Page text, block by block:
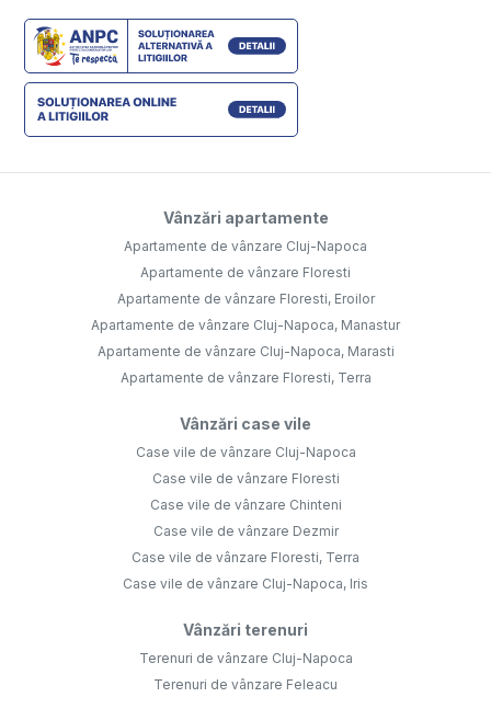
Vânzări apartamente
Apartamente de vânzare Cluj-Napoca
Apartamente de vânzare Floresti
Apartamente de vânzare Floresti, Eroilor
Apartamente de vânzare Cluj-Napoca, Manastur
Apartamente de vânzare Cluj-Napoca, Marasti
Apartamente de vânzare Floresti, Terra
Vânzări case vile
Case vile de vânzare Cluj-Napoca
Case vile de vânzare Floresti
Case vile de vânzare Chinteni
Case vile de vânzare Dezmir
Case vile de vânzare Floresti, Terra
Case vile de vânzare Cluj-Napoca, Iris
Vânzări terenuri
Terenuri de vânzare Cluj-Napoca
Terenuri de vânzare Feleacu